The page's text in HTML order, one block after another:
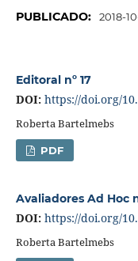
PUBLICADO: 2018-
Editoral nº 17
DOI: https://doi.org/
Roberta Bartelmebs
PDF
Avaliadores Ad Hoc
DOI: https://doi.org/
Roberta Bartelmebs